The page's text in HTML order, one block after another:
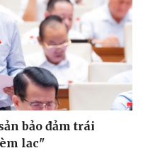
bảo đảm trái
lạc"